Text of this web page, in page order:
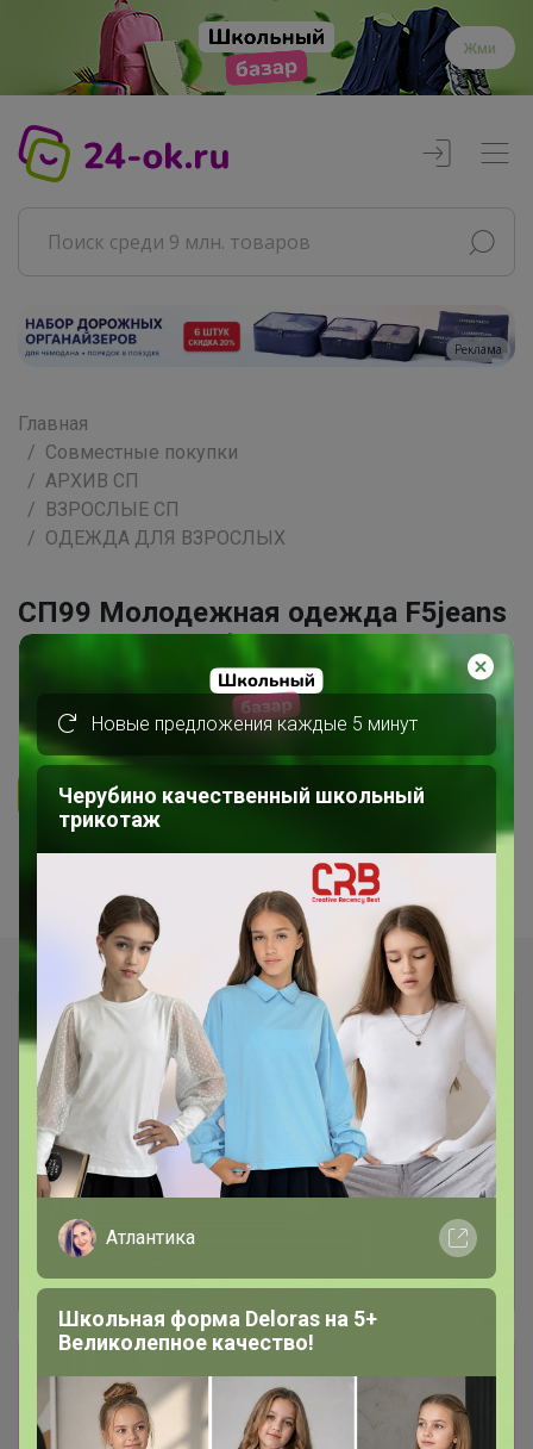
Жми
Реклама
Главная
Совместные покупки
АРХИВ СП
ВЗРОСЛЫЕ СП
ОДЕЖДА ДЛЯ ВЗРОСЛЫХ
СП99 Молодежная одежда F5jeans
- джинсы, футболки! Новая
коллекция!!!
5.0 20.8K
Ответить
1 2 3
Показаны записи1-10из27.
завершен
Новые предложения каждые 5 минут
Черубино качественный школьный
трикотаж
Атлантика
Школьная форма Deloras на 5+
Великолепное качество!